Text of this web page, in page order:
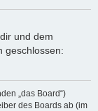
und dem
geschlossen:
„das Board“)
des Boards ab (im